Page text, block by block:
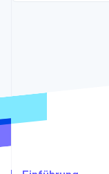
Climate
Online-